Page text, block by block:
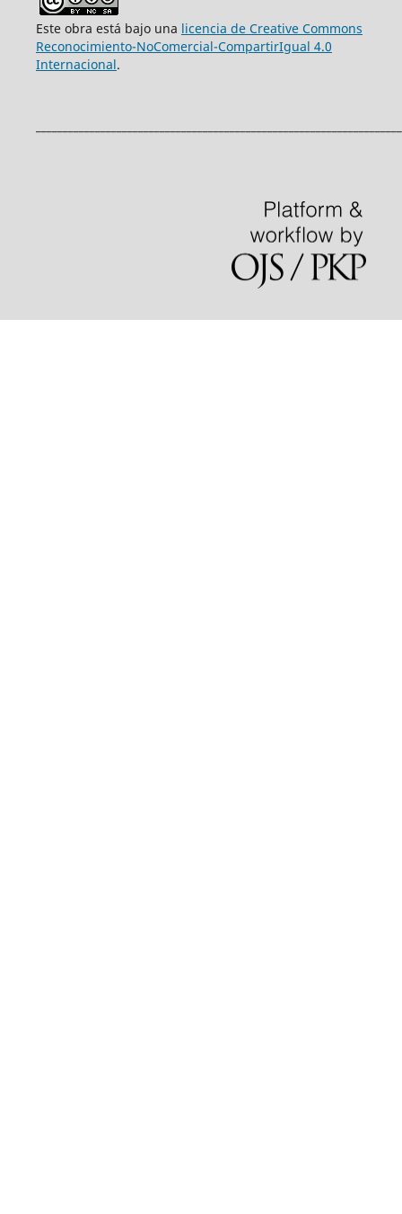
Este obra está bajo una licencia de Creative Commons
Reconocimiento-NoComercial-CompartirIgual 4.0
Internacional.